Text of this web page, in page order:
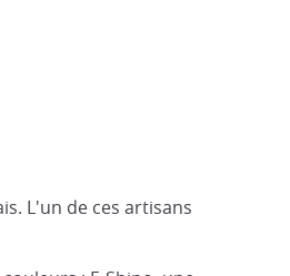
L'un de ces artisans